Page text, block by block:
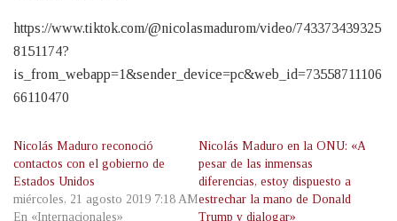
https://www.tiktok.com/@nicolasmadurom/video/743373439325
8151174?
is_from_webapp=1&sender_device=pc&web_id=73558711106
66110470
Nicolás Maduro reconoció
contactos con el gobierno de
Estados Unidos
miércoles, 21 agosto 2019 7:18 AM
En «Internacionales»
Nicolás Maduro en la ONU: «A
pesar de las inmensas
diferencias, estoy dispuesto a
estrechar la mano de Donald
Trump y dialogar»